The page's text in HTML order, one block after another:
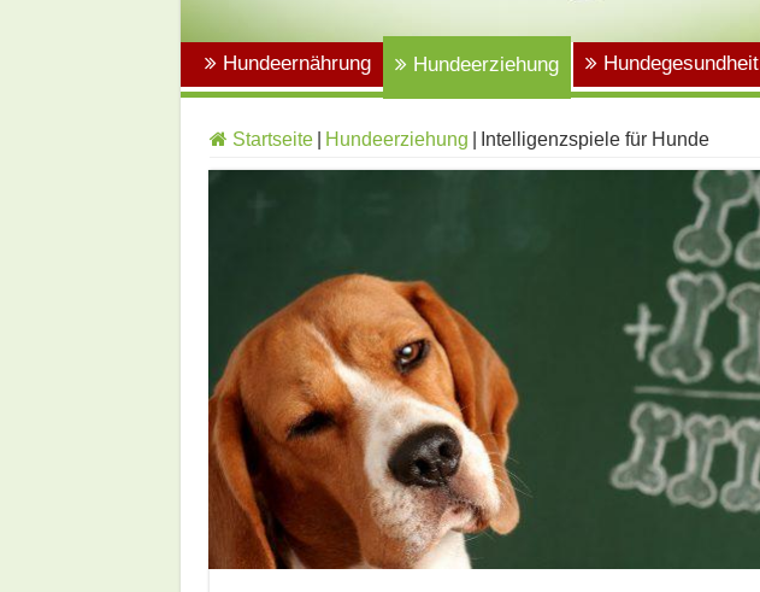
Hundeernährung Hundeerziehung Hundegesundheit
Startseite Hundeerziehung Intelligenzspiele für Hunde